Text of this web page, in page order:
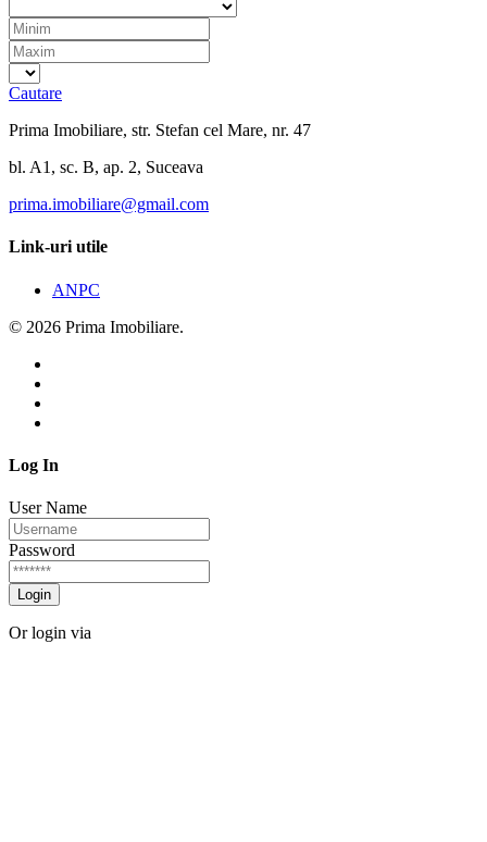
Cautare
Prima Imobiliare, str. Stefan cel Mare, nr. 47
bl. A1, sc. B, ap. 2, Suceava
prima.imobiliare@gmail.com
Link-uri utile
ANPC
© 2026 Prima Imobiliare.
Log In
User Name
Password
Login
Or login via